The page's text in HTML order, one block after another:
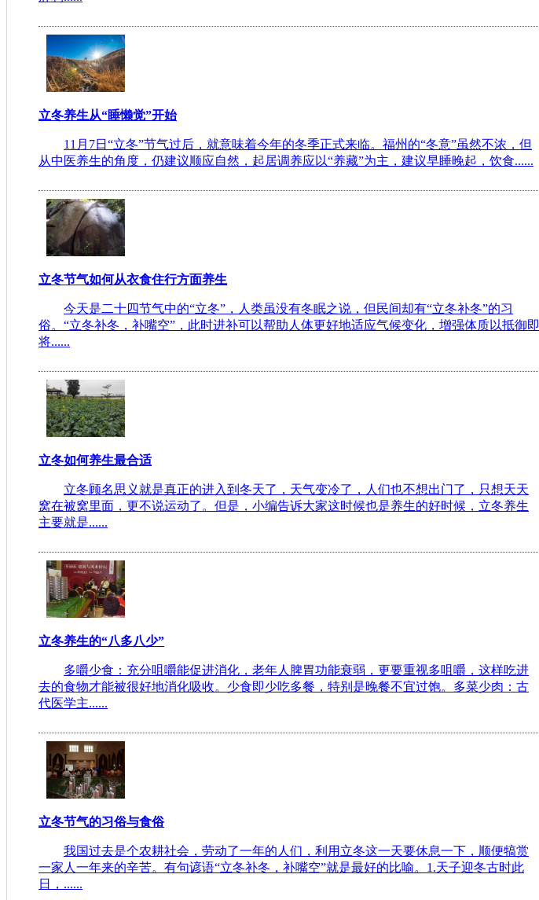
立冬养生从“睡懒觉”开始
11月7日“立冬”节气过后，就意味着今年的冬季正式来临。福州的“冬意”虽然不浓，但
从中医养生的角度，仍建议顺应自然，起居调养应以“养藏”为主，建议早睡晚起，饮食......
立冬节气如何从衣食住行方面养生
今天是二十四节气中的“立冬”，人类虽没有冬眠之说，但民间却有“立冬补冬”的习
俗。“立冬补冬，补嘴空”，此时进补可以帮助人体更好地适应气候变化，增强体质以抵御即
将......
立冬如何养生最合适
立冬顾名思义就是真正的进入到冬天了，天气变冷了，人们也不想出门了，只想天天
窝在被窝里面，更不说运动了。但是，小编告诉大家这时候也是养生的好时候，立冬养生
主要就是......
立冬养生的“八多八少”
多嚼少食：充分咀嚼能促进消化，老年人脾胃功能衰弱，更要重视多咀嚼，这样吃进
去的食物才能被很好地消化吸收。少食即少吃多餐，特别是晚餐不宜过饱。多菜少肉：古
代医学主......
立冬节气的习俗与食俗
我国过去是个农耕社会，劳动了一年的人们，利用立冬这一天要休息一下，顺便犒赏
一家人一年来的辛苦。有句谚语“立冬补冬，补嘴空”就是最好的比喻。1.天子迎冬古时此
日，......